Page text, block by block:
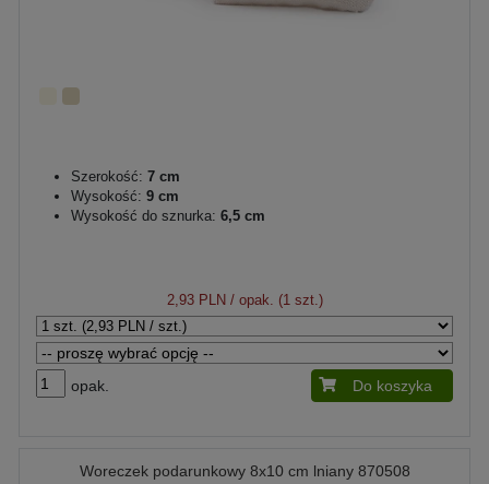
Szerokość: 7 cm
Wysokość: 9 cm
Wysokość do sznurka: 6,5 cm
2,93 PLN / opak. (1 szt.)
opak. Do koszyka
Woreczek podarunkowy 8x10 cm lniany 870508